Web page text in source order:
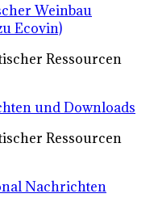
Weinbau
Ecovin)
Ressourcen
und Downloads
Ressourcen
Nachrichten